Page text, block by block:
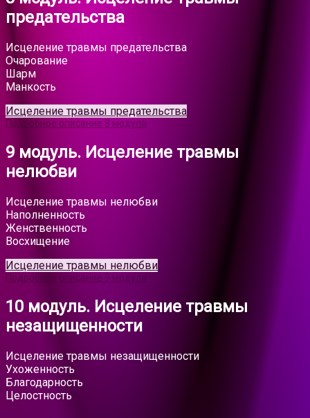
предательства
Исцеление травмы предательства
Очарование
Шарм
Манкость
Исцеление травмы предательства
Подробное описание 8 модуля
9 модуль. Исцеление травмы
нелюбви
Исцеление травмы нелюбви
Наполненность
Женственность
Восхищение
Исцеление травмы нелюбви
Подробное описание 9 модуля
10 модуль. Исцеление травмы
незащищенности
Исцеление травмы незащищенности
Ухоженность
Благодарность
Целостность